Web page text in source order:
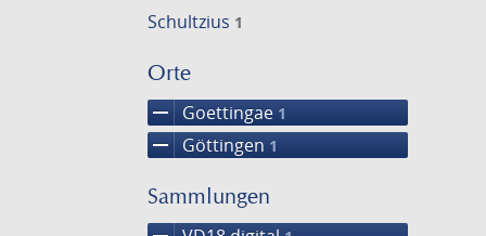
Schultzius 1
Orte
remove Goettingae 1
remove Göttingen 1
Sammlungen